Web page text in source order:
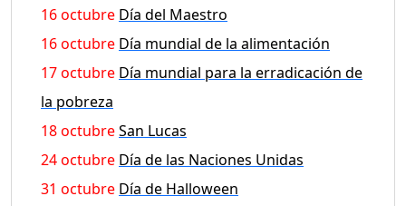
16 octubre Día del Maestro
16 octubre Día mundial de la alimentación
17 octubre Día mundial para la erradicación de
la pobreza
18 octubreSan Lucas
24 octubre Día de las Naciones Unidas
31 octubre Día de Halloween